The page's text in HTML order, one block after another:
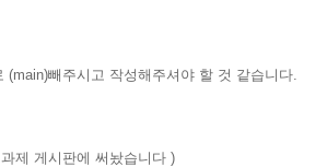
빼주시고 작성해주셔야 할 것 같습니다.
제 게시판에 써놨습니다 )